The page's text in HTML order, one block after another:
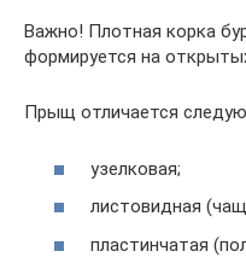
Важно! Плотная корка
формируется на
Прыщ отличается
узелковая;
листовидная
пластинчатая